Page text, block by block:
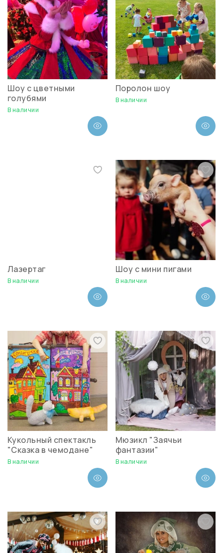
Шоу с цветными
голубями
В наличии
Поролон шоу
В наличии
Лазертаг
В наличии
Шоу с мини пигами
В наличии
Кукольный спектакль
"Сказка в чемодане"
В наличии
Мюзикл "Заячьи
фантазии"
В наличии